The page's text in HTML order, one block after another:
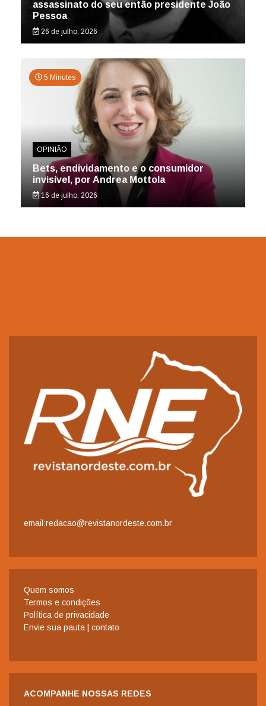
assassinato do seu então presidente João
Pessoa
26 de julho, 2026
5 Minutes
OPINIÃO
Bets, endividamento e o consumidor
invisível, por Andrea Mottola
16 de julho, 2026
email:redacao@revistanordeste.com.br
Quem somos
Termos e condições
Política de privacidade
Envie sua pauta | contato
ACOMPANHE NOSSAS REDES